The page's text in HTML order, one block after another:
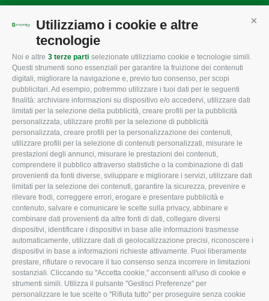
Utilizziamo i cookie e altre
tecnologie
Noi e altre 3 terze parti selezionate utilizziamo cookie e tecnologie simili.
Questi strumenti sono essenziali per garantire la fruizione dei contenuti
digitali, migliorare la navigazione e, previo tuo consenso, per scopi
pubblicitari. Ad esempio, potremmo utilizzare i tuoi dati per le seguenti
finalità: archiviare informazioni su dispositivo e/o accedervi, utilizzare dati
limitati per la selezione della pubblicità, creare profili per la pubblicità
personalizzata, utilizzare profili per la selezione di pubblicità
personalizzata, creare profili per la personalizzazione dei contenuti,
utilizzare profili per la selezione di contenuti personalizzati, misurare le
prestazioni degli annunci, misurare le prestazioni dei contenuti,
comprendere il pubblico attraverso statistiche o la combinazione di dati
provenienti da fonti diverse, sviluppare e migliorare i servizi, utilizzare dati
limitati per la selezione dei contenuti, garantire la sicurezza, prevenire e
rilevare frodi, correggere errori, erogare e presentare pubblicità e
contenuto, salvare e comunicare le scelte sulla privacy, abbinare e
combinare dati provenienti da altre fonti di dati, collegare diversi
dispositivi, identificare i dispositivi in base alle informazioni trasmesse
automaticamente, utilizzare dati di geolocalizzazione precisi, riconoscere i
dispositivi in base a informazioni richieste attivamente. Puoi liberamente
prestare, rifiutare o revocare il tuo consenso senza incorrere in limitazioni
sostanziali. Cliccando su "Accetta cookie," acconsenti all'uso di cookie e
strumenti simili. Utilizza il pulsante "Gestisci Preferenze" per
personalizzare le tue scelte o "Rifiuta tutto" per proseguire senza cookie
CONFAGRICOLTURA
ROVIGO
L'Associazione
Missione e Progetto
Organigramma aziendale
I Nostri Servizi
Uffici della Sede
provinciale
Le Sedi di Zona
Agricoltori S.r.l.
Whistleblowing
Confagricoltura Rovigo e
Agricoltori srl
CONFAGRICOLTURA
INFORMA
Tecnico
Fiscale
Lavoro
Ambiente
Associazione
CONFAGRICOLTURA
ATTIVA
Notizie in evidenza
Eventi
Comunicati Stampa
Video